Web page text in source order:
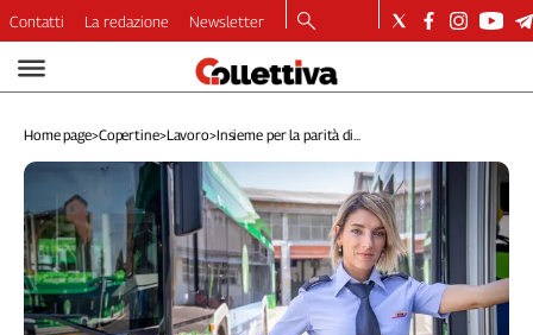
Video
Dirette
Longform
Copertine
Economia
Lavoro
Ambiente
Diritti
Contatti La redazione Newsletter
Home page>Copertine>Lavoro>Insieme per la parità di...